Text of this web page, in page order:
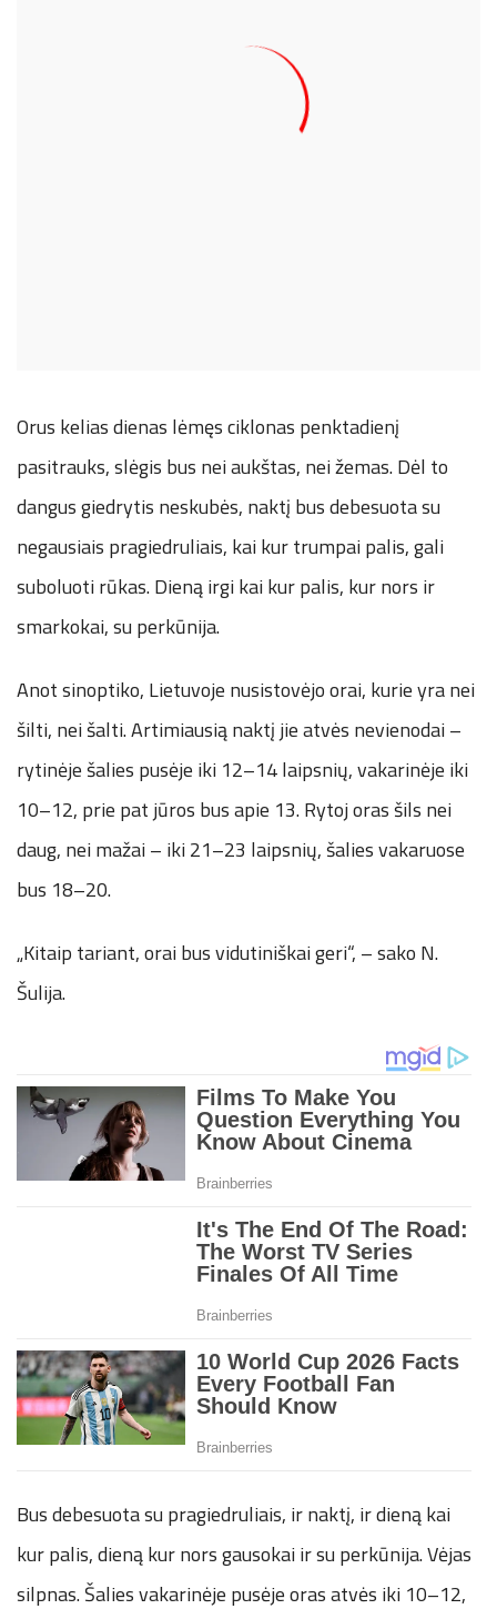
Orus kelias dienas lėmęs ciklonas penktadienį
pasitrauks, slėgis bus nei aukštas, nei žemas. Dėl to
dangus giedrytis neskubės, naktį bus debesuota su
negausiais pragiedruliais, kai kur trumpai palis, gali
suboluoti rūkas. Dieną irgi kai kur palis, kur nors ir
smarkokai, su perkūnija.
Anot sinoptiko, Lietuvoje nusistovėjo orai, kurie yra nei
šilti, nei šalti. Artimiausią naktį jie atvės nevienodai –
rytinėje šalies pusėje iki 12–14 laipsnių, vakarinėje iki
10–12, prie pat jūros bus apie 13. Rytoj oras šils nei
daug, nei mažai – iki 21–23 laipsnių, šalies vakaruose
bus 18–20.
„Kitaip tariant, orai bus vidutiniškai geri“, – sako N.
Šulija.
Bus debesuota su pragiedruliais, ir naktį, ir dieną kai
kur palis, dieną kur nors gausokai ir su perkūnija. Vėjas
silpnas. Šalies vakarinėje pusėje oras atvės iki 10–12,